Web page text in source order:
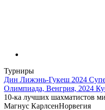
Турниры
Дин Лижэнь-Гукеш 2024
Олимпиада, Венгрия, 2024
10-ка лучших шахматистов
Магнус КарлсенНорвегия